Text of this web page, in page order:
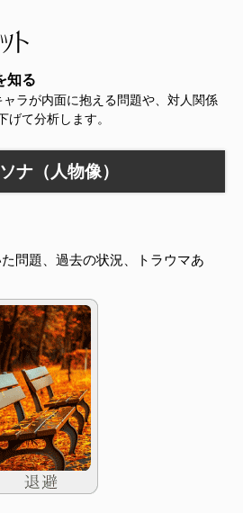
知る
ラが内面に抱える問題や、対人関係
げて分析します。
ナ（人物像）
問題、過去の状況、トラウマあ